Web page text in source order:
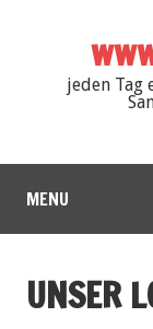
jeden Tag
MENU
UNSER